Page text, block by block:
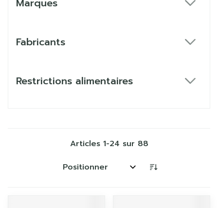
Marques
Fabricants
Restrictions alimentaires
Articles 1-24 sur 88
Trier par: